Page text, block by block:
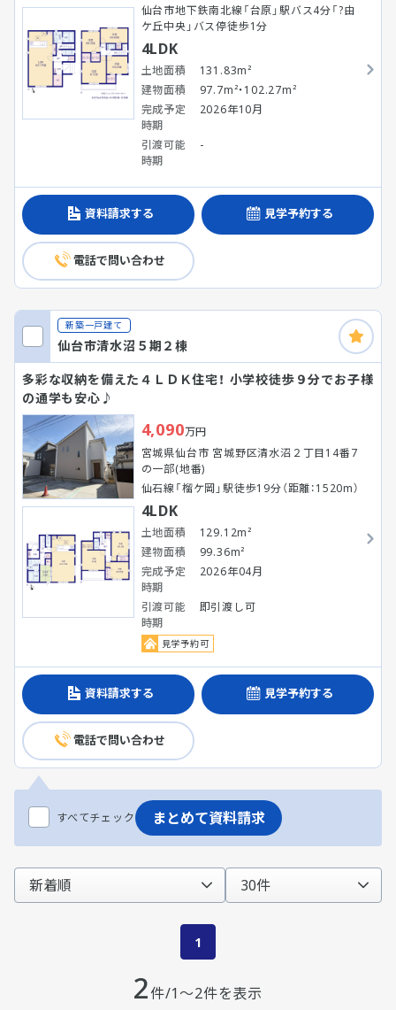
仙台市地下鉄南北線「台原」駅バス4分「?由
ケ丘中央」バス停徒歩1分
4LDK
土地面積
131.83m²
建物面積
97.7m²・102.27m²
完成予定
時期
2026年10月
引渡可能
時期
-
資料請求する 見学予約する
電話で問い合わせ
新築一戸建て
仙台市清水沼５期２棟
多彩な収納を備えた４ＬＤＫ住宅！ 小学校徒歩９分でお子様
の通学も安心♪
4,090万円
宮城県仙台市 宮城野区清水沼２丁目14番7
の一部(地番)
仙石線「榴ケ岡」駅徒歩19分（距離：1520m）
4LDK
土地面積
129.12m²
建物面積
99.36m²
完成予定
時期
2026年04月
引渡可能
時期
即引渡し可
見学予約可
資料請求する 見学予約する
電話で問い合わせ
すべてチェック まとめて資料請求
2件/1～2件を表示
1